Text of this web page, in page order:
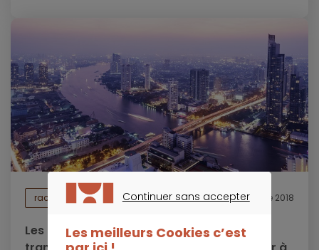
rachat de crédits 12 novembre 2018
Les travaux sur les nouvelles lignes de
Continuer sans accepter
Les meilleurs Cookies c’est